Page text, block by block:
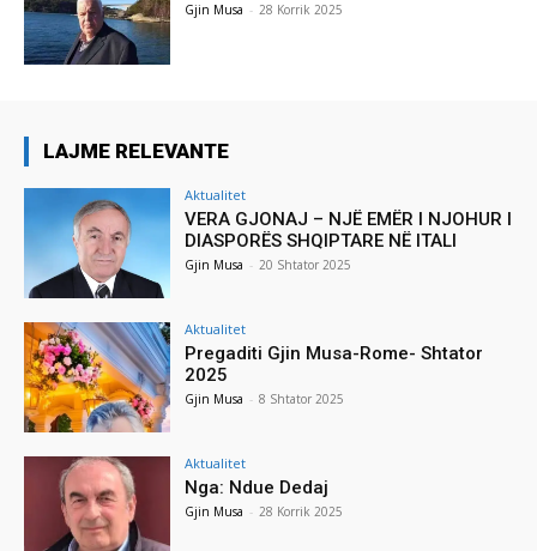
Gjin Musa - 28 Korrik 2025
LAJME RELEVANTE
Aktualitet
VERA GJONAJ – NJË EMËR I NJOHUR I
DIASPORËS SHQIPTARE NË ITALI
Gjin Musa - 20 Shtator 2025
Aktualitet
Pregaditi Gjin Musa-Rome- Shtator
2025
Gjin Musa - 8 Shtator 2025
Aktualitet
Nga: Ndue Dedaj
Gjin Musa - 28 Korrik 2025